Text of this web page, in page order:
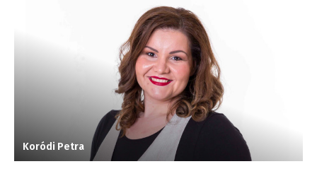
Koródi Petra